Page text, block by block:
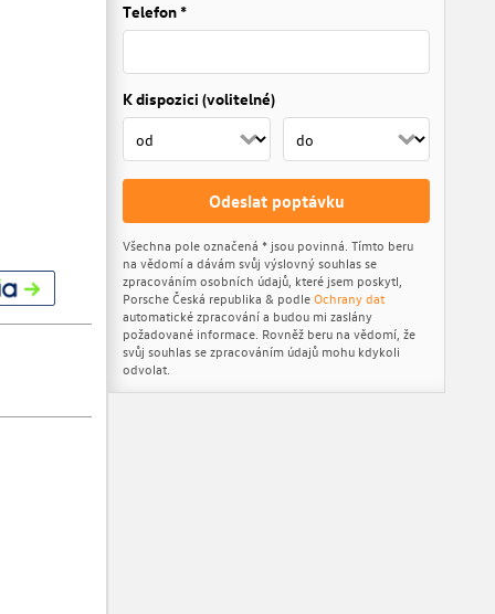
Telefon *
K dispozici (volitelné)
Odeslat poptávku
Všechna pole označená * jsou povinná. Tímto beru
na vědomí a dávám svůj výslovný souhlas se
zpracováním osobních údajů, které jsem poskytl,
Porsche Česká republika & podleOchrany dat
automatické zpracování a budou mi zaslány
požadované informace. Rovněž beru na vědomí, že
svůj souhlas se zpracováním údajů mohu kdykoli
odvolat.